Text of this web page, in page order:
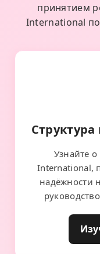
принятием
International
Узнайте
International,
надёжности